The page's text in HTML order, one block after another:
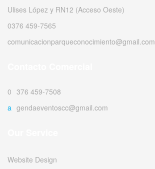
Ulises López y RN12 (Acceso Oeste)
0376 459-7565
comunicacionparqueconocimiento@gmail.com
0376 459-7508
agendaeventoscc@gmail.com
Website Design